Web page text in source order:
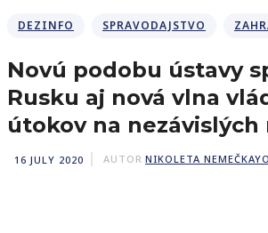
DEZINFO SPRAVODAJSTVO
Novú podobu ústavy
Rusku aj nová vlna
útokov na nezávislých
16 JULY 2020 AUTOR NIKOLETA